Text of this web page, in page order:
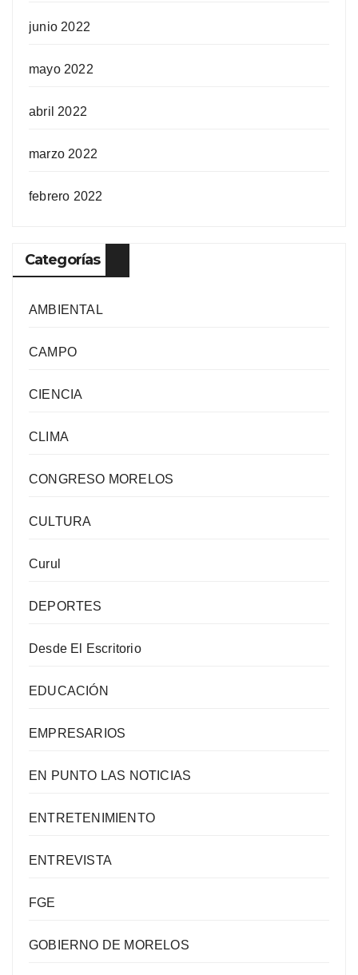
junio 2022
mayo 2022
abril 2022
marzo 2022
febrero 2022
Categorías
AMBIENTAL
CAMPO
CIENCIA
CLIMA
CONGRESO MORELOS
CULTURA
Curul
DEPORTES
Desde El Escritorio
EDUCACIÓN
EMPRESARIOS
EN PUNTO LAS NOTICIAS
ENTRETENIMIENTO
ENTREVISTA
FGE
GOBIERNO DE MORELOS